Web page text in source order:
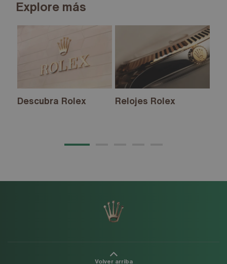
Explore más
Descubra Rolex Relojes Rolex
Volver arriba